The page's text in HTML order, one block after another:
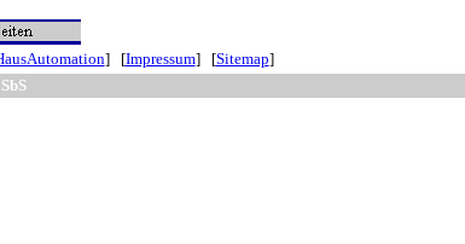
] [Impressum] [Sitemap]